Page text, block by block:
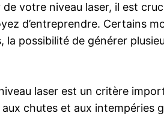
votre niveau laser, il est
d’entreprendre. Certains
possibilité de générer
laser est un critère
chutes et aux intempéries